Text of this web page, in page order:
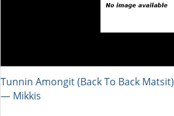
Tunnin Amongit (Back To Back Matsit)
― Mikkis